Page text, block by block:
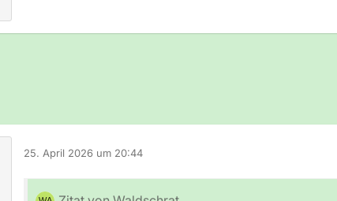
25. April 2026 um 20:44